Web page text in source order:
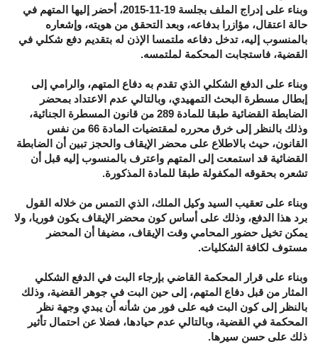
وبناء على إدراج الملف بجلسة 19-11-2015، أحضر إليها المتهم في
حالة اعتقال، مؤازرا بدفاعه، وبعد التحقق من هويته، وإشعاره
بالمنسوب إليه، تدخل دفاعه ملتمسا الإذن له بتقديم دفع شكلي في
القضية، فاستجابت المحكمة لملتمسه.
وبناء على الدفع الشكلي الذي تقدم به دفاع المتهم، والرامي إلى
إبطال مسطرة البحث التمهيدي، وبالتالي عدم الاعتداد بمحضر
الضابطة القضائية طبقا للمادة 289 من قانون المسطرة الجنائية،
وذلك بالنظر إلى خرق محرره لمقتضيات المادة 66 من نفس
القانون، حيث بالاطلاع على محضر الإيقاف والحجز تبين أن الضابطة
القضائية قد استمعت إلى المتهم واعترف بالمنسوب إليه قبل أن
تشعره بحقوقه المكفولة طبقا للمادة المذكورة.
وبناء على تعقيب السيد وكيل الملك، الذي التمس من خلاله القول
برد هذا الدفع، وذلك على أساس كون محضر الإيقاف يكون فوريا، ولا
يمكن تخيل حضور المحامي وقت الإيقاف، مضيفا أن المحضر
مستوف لكافة الشكليات.
وبناء على قرار المحكمة القاضي بإرجاء البت في الدفع الشكلي
المثار من قبل دفاع المتهم، إلى حين البت في جوهر القضية، وذلك
بالنظر إلى كون البت فيه على فور من شأنه أن يبدي وجهة نظر
المحكمة في القضية، وبالتالي عدم حيادها، فضلا عن احتمال تأثير
ذلك على حسن سيرها.